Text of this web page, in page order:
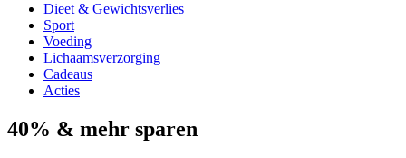
Dieet & Gewichtsverlies
Sport
Voeding
Lichaamsverzorging
Cadeaus
Acties
40% & mehr sparen